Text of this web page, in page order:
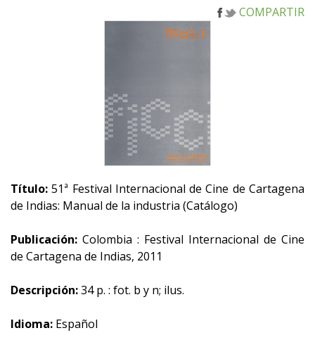
COMPARTIR
Título: 51ª Festival Internacional de Cine de Cartagena
de Indias: Manual de la industria (Catálogo)
Publicación: Colombia : Festival Internacional de Cine
de Cartagena de Indias, 2011
Descripción:34 p. : fot. b y n; ilus.
Idioma: Español